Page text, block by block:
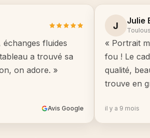
fluides
a trouvé sa
on adore. »
Avis Google
J Julie
« Portrait
fou ! Le
qualité,
trouve en
il y a 9 mois